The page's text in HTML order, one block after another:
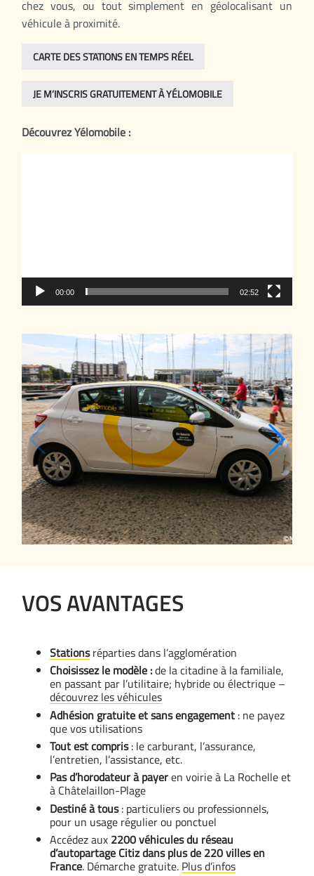
chez vous, ou tout simplement en géolocalisant un
véhicule à proximité.
CARTE DES STATIONS EN TEMPS RÉEL
JE M’INSCRIS GRATUITEMENT À YÉLOMOBILE
Découvrez Yélomobile :
00:00 02:52
VOS AVANTAGES
Stationsréparties dans l’agglomération
Choisissez le modèle :de la citadine à la familiale,
en passant par l’utilitaire; hybride ou électrique –
découvrez les véhicules
Adhésion gratuite et sans engagement : ne payez
que vos utilisations
Tout est compris: le carburant, l’assurance,
l’entretien, l’assistance, etc.
Pas d’horodateur à payeren voirie à La Rochelle et
à Châtelaillon-Plage
Destiné à tous: particuliers ou professionnels,
pour un usage régulier ou ponctuel
Accédez aux 2200 véhicules du réseau
d’autopartage Citizdans plus de 220 villes en
France. Démarche gratuite. Plus d’infos